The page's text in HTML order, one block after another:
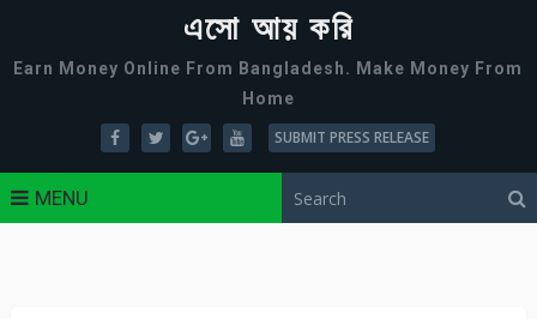
এসো আয় করি
Earn Money Online From Bangladesh. Make Money From
Home
SUBMIT PRESS RELEASE
MENU